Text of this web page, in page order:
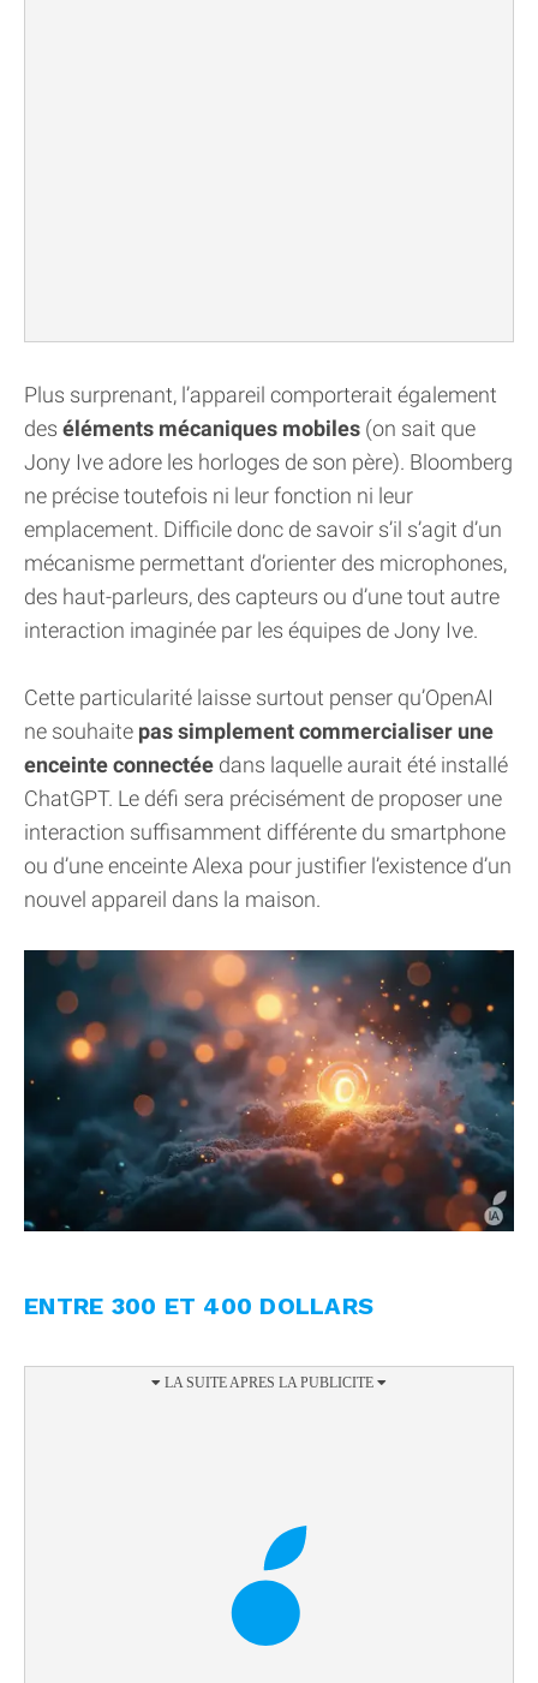
Plus surprenant, l’appareil comporterait également
des éléments mécaniques mobiles (on sait que
Jony Ive adore les horloges de son père). Bloomberg
ne précise toutefois ni leur fonction ni leur
emplacement. Difficile donc de savoir s’il s’agit d’un
mécanisme permettant d’orienter des microphones,
des haut-parleurs, des capteurs ou d’une tout autre
interaction imaginée par les équipes de Jony Ive.
Cette particularité laisse surtout penser qu’OpenAI
ne souhaite pas simplement commercialiser une
enceinte connectée dans laquelle aurait été installé
ChatGPT. Le défi sera précisément de proposer une
interaction suffisamment différente du smartphone
ou d’une enceinte Alexa pour justifier l’existence d’un
nouvel appareil dans la maison.
ENTRE 300 ET 400 DOLLARS